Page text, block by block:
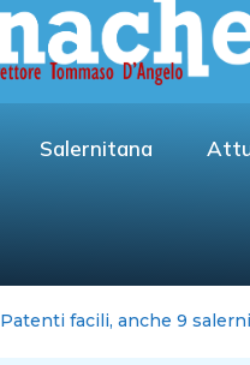
Salernitana
Piantedosi, Comuni sciolti?